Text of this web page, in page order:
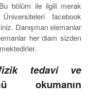
bölüm ile ilgili merak
facebook
Danışman elemanlar
her diam sizden
tedavi ve
okumanın